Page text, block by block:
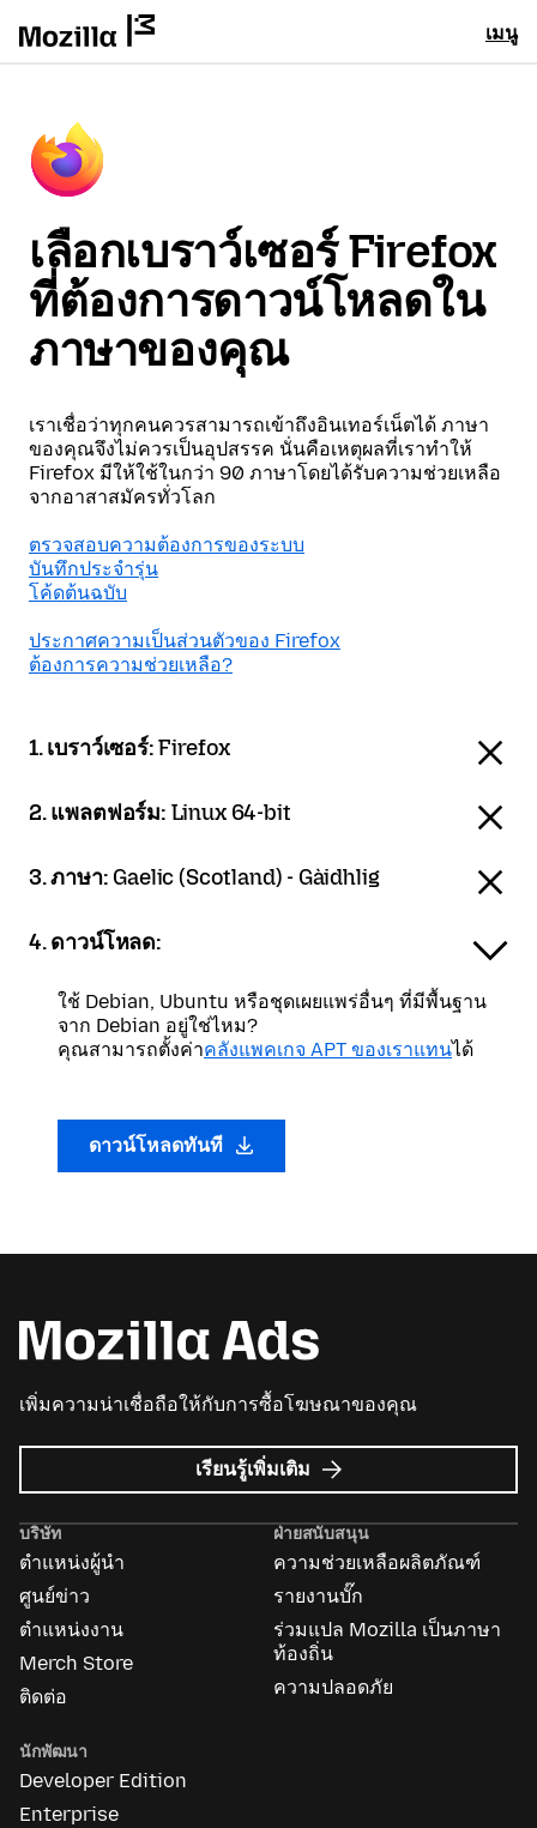
เมนู
เลือกเบราว์เซอร์ Firefox
ที่ต้องการดาวน์โหลดใน
ภาษาของคุณ
เราเชื่อว่าทุกคนควรสามารถเข้าถึงอินเทอร์เน็ตได้ ภาษา
ของคุณจึงไม่ควรเป็นอุปสรรค นั่นคือเหตุผลที่เราทำให้
Firefox มีให้ใช้ในกว่า 90 ภาษาโดยได้รับความช่วยเหลือ
จากอาสาสมัครทั่วโลก
ตรวจสอบความต้องการของระบบ
บันทึกประจำรุ่น
โค้ดต้นฉบับ
ประกาศความเป็นส่วนตัวของ Firefox
ต้องการความช่วยเหลือ?
1. เบราว์เซอร์:Firefox
2. แพลตฟอร์ม: Linux 64-bit
3. ภาษา: Gaelic (Scotland) - Gàidhlig
4. ดาวน์โหลด:
ใช้ Debian, Ubuntu หรือชุดเผยแพร่อื่นๆ ที่มีพื้นฐาน
จาก Debian อยู่ใช่ไหม?
คุณสามารถตั้งค่าคลังแพคเกจ APT ของเราแทนได้
ดาวน์โหลดทันที
เพิ่มความน่าเชื่อถือให้กับการซื้อโฆษณาของคุณ
เรียนรู้เพิ่มเติม เกี่ยว
กับ
Ads
บริษัท
ตำแหน่งผู้นำ
ศูนย์ข่าว
ตำแหน่งงาน
Merch Store
ติดต่อ
ฝ่ายสนับสนุน
ความช่วยเหลือผลิตภัณฑ์
รายงานบั๊ก
ร่วมแปล Mozilla เป็นภาษา
ท้องถิ่น
ความปลอดภัย
นักพัฒนา
Developer Edition
Enterprise